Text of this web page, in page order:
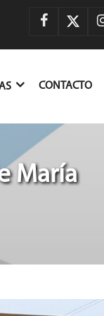
CONTACTO
María